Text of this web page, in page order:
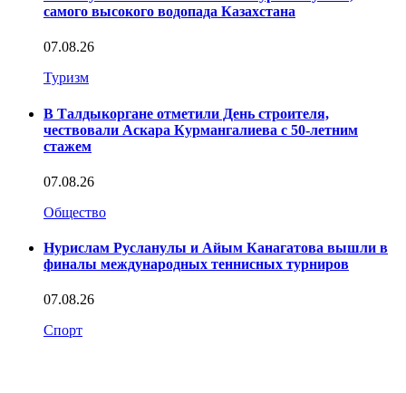
самого высокого водопада Казахстана
07.08.26
Туризм
В Талдыкоргане отметили День строителя,
чествовали Аскара Курмангалиева с 50-летним
стажем
07.08.26
Общество
Нурислам Русланулы и Айым Канагатова вышли в
финалы международных теннисных турниров
07.08.26
Спорт